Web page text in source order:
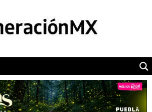
POLÍTICA
CAMALEÓN
OPINIÓN